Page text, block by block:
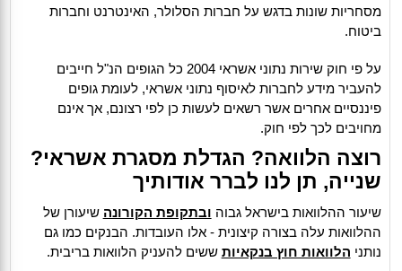
מסחריות שונות בדגש על חברות הסלולר, האינטרנט וחברות
ביטוח.
על פי חוק שירות נתוני אשראי 2004 כל הגופים הנ"ל חייבים
להעביר מידע לחברות לאיסוף נתוני אשראי, לעומת גופים
פיננסיים אחרים אשר רשאים לעשות כן לפי רצונם, אך אינם
מחויבים לכך לפי חוק.
רוצה הלוואה? הגדלת מסגרת אשראי?
שנייה, תן לנו לברר אודותיך
שיעור ההלוואות בישראל גבוה ובתקופת הקורונה שיעורן של
ההלוואות עלה בצורה קיצונית - אלו העובדות. הבנקים כמו גם
נותני הלוואות חוץ בנקאיות ששים להעניק הלוואות בריבית.